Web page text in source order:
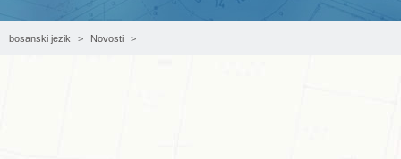
bosanski jezik Novosti